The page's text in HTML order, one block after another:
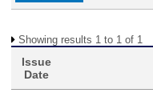
Showing results 1 to 1 of 1
Issue
Date